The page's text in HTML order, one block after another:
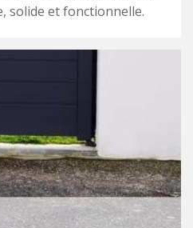
solide et fonctionnelle.